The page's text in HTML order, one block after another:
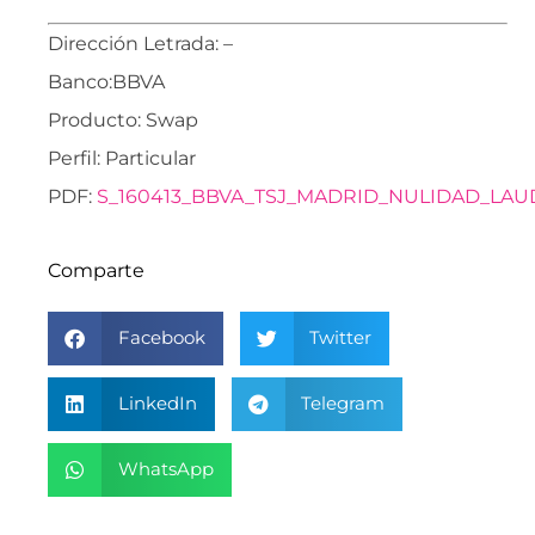
Dirección Letrada: –
Banco:BBVA
Producto: Swap
Perfil: Particular
PDF:
Comparte
Facebook Twitter
LinkedIn Telegram
WhatsApp